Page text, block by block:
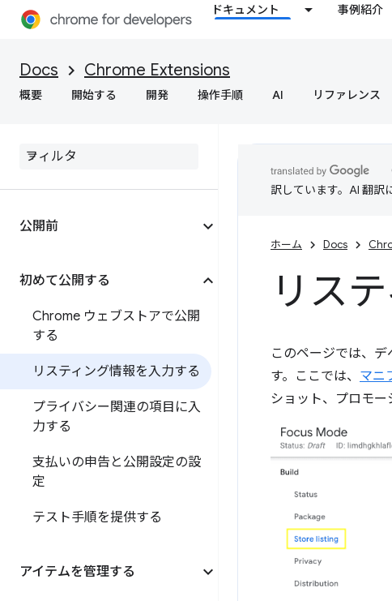
ドキュメント 事例紹介
Docs Chrome Extensions
概要 開始する 開発 操作手順 AI リファレンス
公開前
初めて公開する
Chrome ウェブストアで公開
する
リスティング情報を入力する
プライバシー関連の項目に入
力する
支払いの申告と公開設定の設
定
テスト手順を提供する
アイテムを管理する
訳しています。AI 翻訳
ホーム Docs
リス
このページでは、
す。ここでは、 マニ
ショット、プロモー